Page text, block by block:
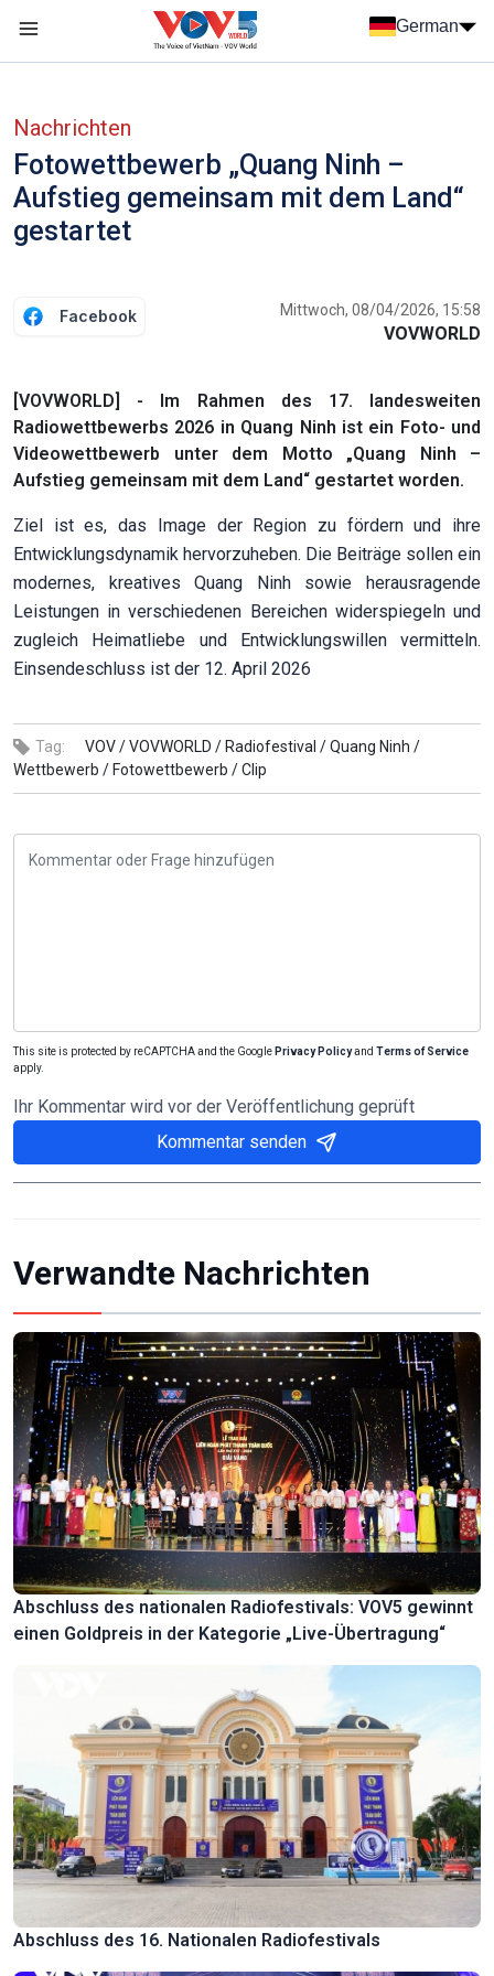
German
Nachrichten
Fotowettbewerb „Quang Ninh –
Aufstieg gemeinsam mit dem Land“
gestartet
Facebook Mittwoch, 08/04/2026, 15:58
VOVWORLD
[VOVWORLD] - Im Rahmen des 17. landesweiten
Radiowettbewerbs 2026 in Quang Ninh ist ein Foto- und
Videowettbewerb unter dem Motto „Quang Ninh –
Aufstieg gemeinsam mit dem Land“ gestartet worden.
Ziel ist es, das Image der Region zu fördern und ihre
Entwicklungsdynamik hervorzuheben. Die Beiträge sollen ein
modernes, kreatives Quang Ninh sowie herausragende
Leistungen in verschiedenen Bereichen widerspiegeln und
zugleich Heimatliebe und Entwicklungswillen vermitteln.
Einsendeschluss ist der 12. April 2026
Tag: VOV /VOVWORLD / Radiofestival /Quang Ninh /
Wettbewerb / Fotowettbewerb /Clip
This site is protected by reCAPTCHA and the Google Privacy Policyand Terms of Service
apply.
Ihr Kommentar wird vor der Veröffentlichung geprüft
Kommentar senden
Verwandte Nachrichten
Abschluss des nationalen Radiofestivals: VOV5 gewinnt
einen Goldpreis in der Kategorie „Live-Übertragung“
Abschluss des 16. Nationalen Radiofestivals